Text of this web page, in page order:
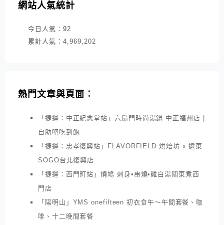
網站人氣統計
今日人氣： 92
累計人氣： 4,969,202
熱門文章與頁面︰
「捷運：中正紀念堂站」六扇門時尚湯鍋 中正福州店 |
自助吧吃到飽
「捷運：忠孝復興站」FLAVORFIELD 烘焙坊 x 遠東
SOGO台北復興店
「捷運：西門町站」燒鳩 刺身•串燒•雞白湯關東煮西
門店
「陽明山」YMS onefifteen 初衣食午～午間套餐、咖
啡、十二晚間套餐